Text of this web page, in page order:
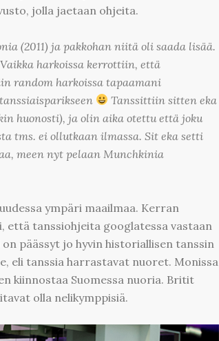
jolla jaetaan ohjeita.
(2011) ja pakkohan niitä oli saada lisää.
harkoissa kerrottiin, että
random harkoissa tapaamani
Tanssittiin sitten eka
huonosti), ja olin aika otettu että joku
tms. ei ollutkaan ilmassa. Sit eka setti
meen nyt pelaan Munchkinia
ympäri maailmaa. Kerran
että tanssiohjeita googlatessa vastaan
päässyt jo hyvin historiallisen tanssin
eli tanssia harrastavat nuoret. Monissa
kiinnostaa Suomessa nuoria. Britit
olla nelikymppisiä.